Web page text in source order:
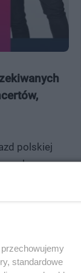
polskiej
standardowe